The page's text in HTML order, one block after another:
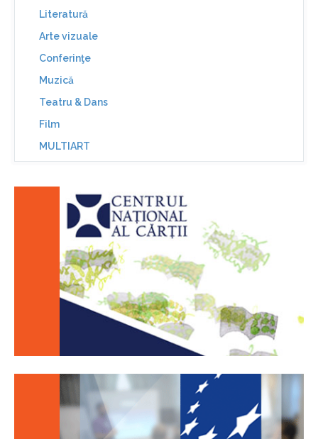
Literatură
Arte vizuale
Conferinţe
Muzică
Teatru & Dans
Film
MULTIART